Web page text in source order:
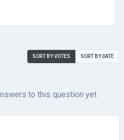
SORT BY VOTES SORT BY DATE
to this question yet